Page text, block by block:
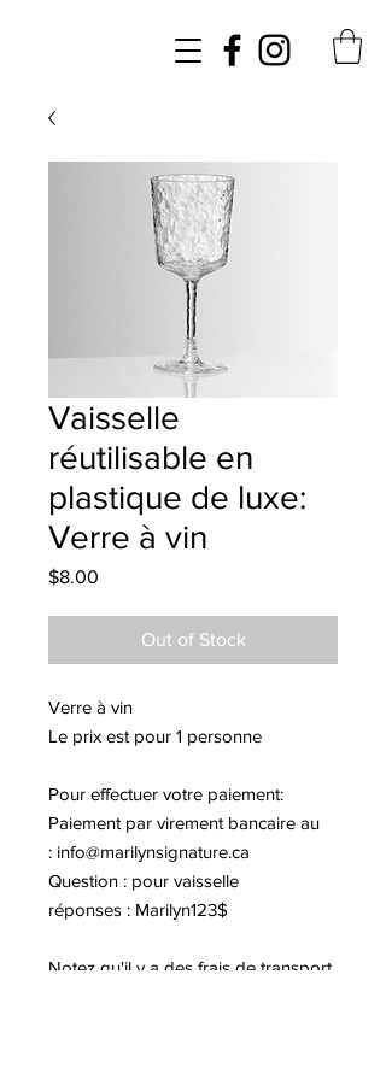
Vaisselle
réutilisable en
plastique de luxe:
Verre à vin
$8.00
Out of Stock
Verre à vin
Le prix est pour 1 personne
Pour effectuer votre paiement:
Paiement par virement bancaire au
: info@marilynsignature.ca
Question : pour vaisselle
réponses : Marilyn123$
Notez qu'il y a des frais de transport